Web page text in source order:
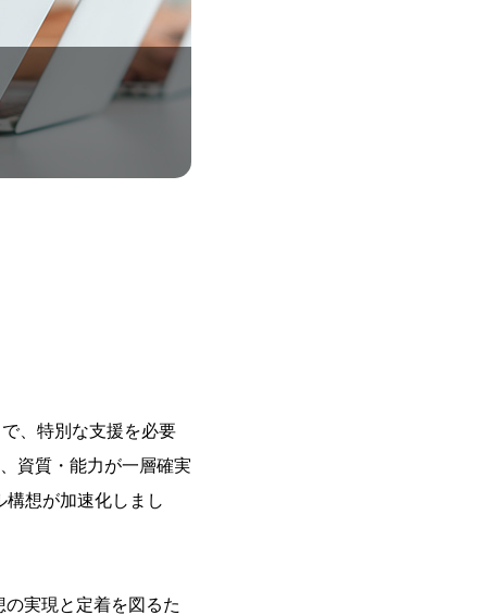
、特別な支援を必要
資質・能力が一層確実
想が加速化しまし
実現と定着を図るた